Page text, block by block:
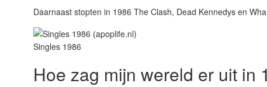
Daarnaast stopten in 1986 The Clash, Dead Kennedys en
Singles 1986
Hoe zag mijn wereld er uit in